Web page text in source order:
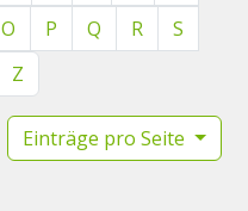
O P Q R
S
Z
Einträge pro Seite